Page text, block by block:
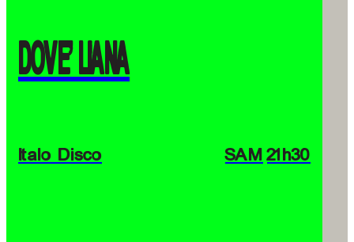
DOVE’ LIANA
Italo Disco SAM 21h30